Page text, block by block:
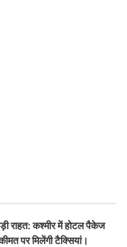
राहत: कश्मीर में होटल पैकेज
पर मिलेंगी टैक्सियां।